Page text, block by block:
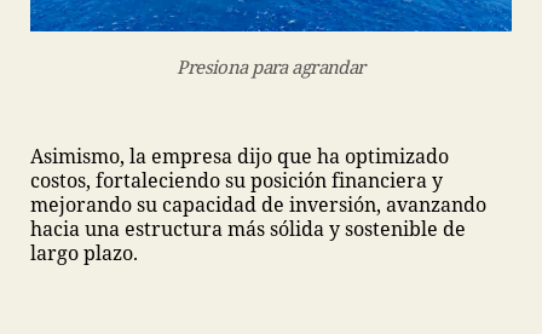
Presiona para agrandar
Asimismo, la empresa dijo que ha optimizado
costos, fortaleciendo su posición financiera y
mejorando su capacidad de inversión, avanzando
hacia una estructura más sólida y sostenible de
largo plazo.